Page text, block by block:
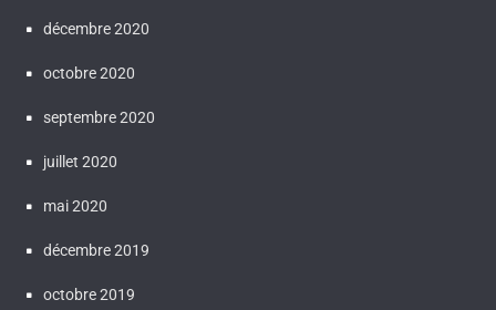
décembre 2020
octobre 2020
septembre 2020
juillet 2020
mai 2020
décembre 2019
octobre 2019